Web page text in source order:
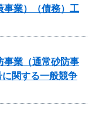
事業）（債務）工
事業（通常砂防事
関する一般競争